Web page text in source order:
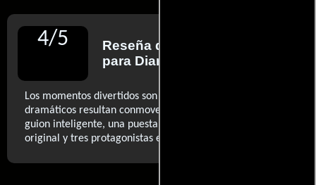
4/5 Reseña de
para Diario El Mundo
Los momentos divertidos son muy divertidos y los
dramáticos resultan conmovedores, todo por mor de un
guion inteligente, una puesta en escena brillante y
original y tres protagonistas encantadores (...)